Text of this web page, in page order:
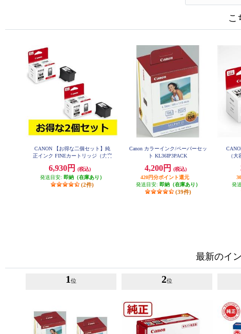
こ
CANON 【お得な二個セット】純
正インク FINEカートリッジ（大容
6,930円
(税込)
発送目安: 即納（在庫あり）
(2件)
Canon カラーインク/ペーパーセッ
ト KL36IP3PACK
4,200円
(税込)
420円分ポイント還元
発送目安: 即納（在庫あり）
(39件)
（
発
最新のイ
1 位 2位